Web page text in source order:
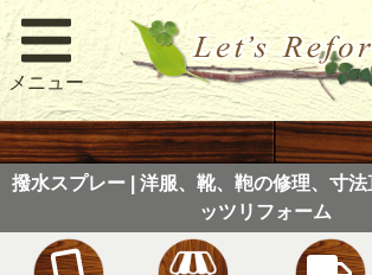
メニュー
撥水スプレー | 洋服、靴、鞄の修理、寸
ッツリフォーム